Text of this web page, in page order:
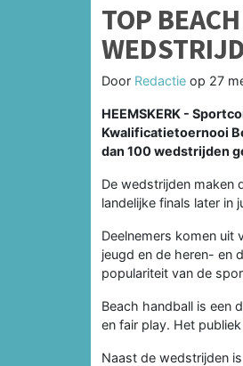
TOP
Door Redactie op 27
HEEMSKERK -
Kwalificatietoernooi
dan 100 wedstrijden
De wedstrijden maken
landelijke finals later in
Deelnemers komen uit
jeugd en de heren- en
populariteit van de
Beach handball is een
en fair play. Het
Naast de wedstrijden